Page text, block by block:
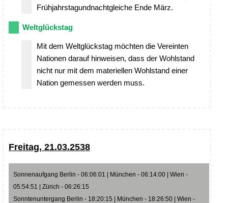
Frühjahrstagundnachtgleiche Ende März.
Weltglückstag
Mit dem Weltglückstag möchten die Vereinten
Nationen darauf hinweisen, dass der Wohlstand
nicht nur mit dem materiellen Wohlstand einer
Nation gemessen werden muss.
Freitag, 21.03.2538
Sonnenaufgang Berlin - 06:06:01 | München - 06:14:00 | Wien -
05:54:51 | Zürich - 06:26:15
Sonntenuntergang Berlin - 18:20:15 | München - 18:26:50 | Wien -